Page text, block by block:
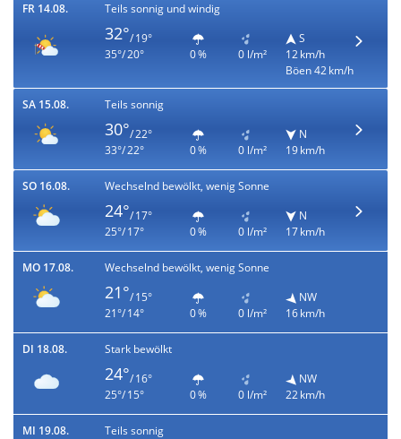
FR 14.08. Teils sonnig und windig
32°/ 19°
35°/ 20°
0 % 0 l/m²
S
12 km/h
Böen 42 km/h
SA 15.08. Teils sonnig
30°/ 22°
33°/ 22°
0 % 0 l/m²
N
19 km/h
SO 16.08. Wechselnd bewölkt, wenig Sonne
24°/ 17°
25°/ 17°
0 % 0 l/m²
N
17 km/h
MO 17.08. Wechselnd bewölkt, wenig Sonne
21°/ 15°
21°/ 14°
0 % 0 l/m²
NW
16 km/h
DI 18.08. Stark bewölkt
24°/ 16°
25°/ 15°
0 % 0 l/m²
NW
22 km/h
MI 19.08. Teils sonnig